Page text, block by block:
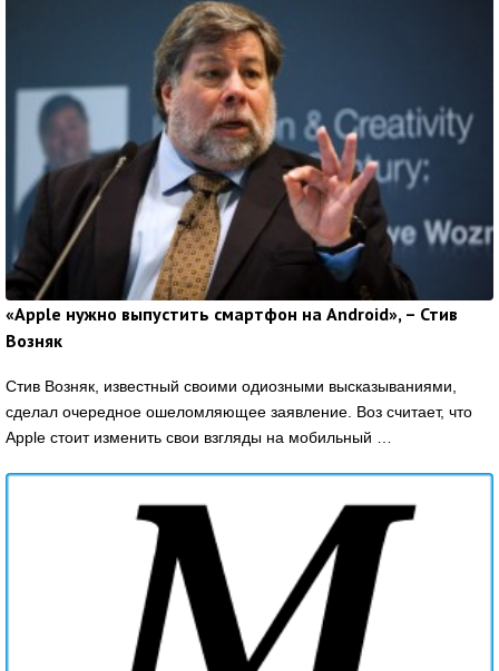
«Apple нужно выпустить смартфон на Android», – Стив
Возняк
Стив Возняк, известный своими одиозными высказываниями,
сделал очередное ошеломляющее заявление. Воз считает, что
Apple стоит изменить свои взгляды на мобильный …